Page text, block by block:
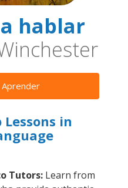
hablar
Aprender
Lessons in
Tutors: Learn from